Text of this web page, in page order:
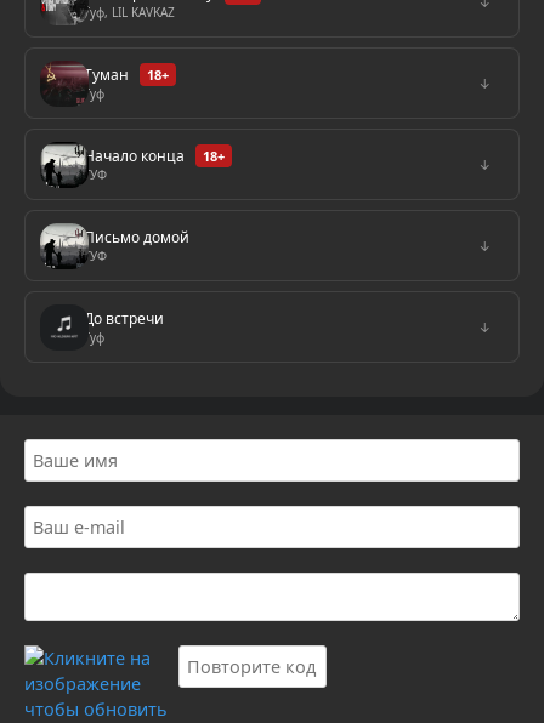
Гуф, LIL KAVKAZ
Туман 18+
Гуф
↓
Начало конца 18+
ГУФ
↓
Письмо домой
ГУФ
↓
До встречи
Гуф
↓